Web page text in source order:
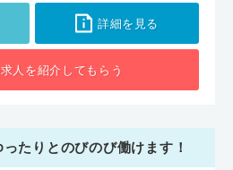
詳細を見る
人を紹介してもらう
たりとのびのび働けます！